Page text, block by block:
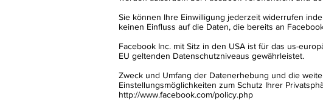
Sie können Ihre Einwilligung jederzeit widerrufen
keinen Einfluss auf die Daten, die bereits an
Facebook Inc. mit Sitz in den USA ist für das us-
EU geltenden Datenschutzniveaus gewährleistet.
Zweck und Umfang der Datenerhebung und die
Einstellungsmöglichkeiten zum Schutz Ihrer
http://www.facebook.com/policy.php